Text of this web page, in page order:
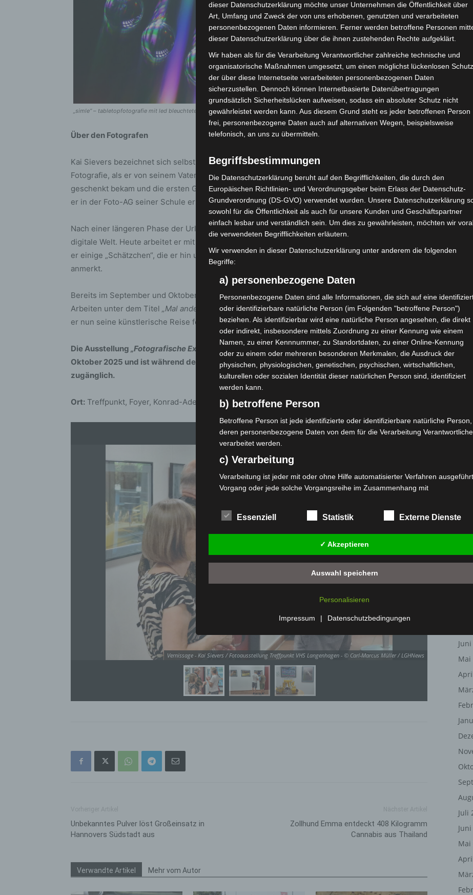
„simle“ – tabletopfotografie mit led bleuchteten wassertropfen auf einer cd. – © kai sievers
Über den Fotografen
Kai Sievers bezeichnet sich selbst als „immer neugierig“. Schon in früher Jugend entdeckte er die
Fotografie, als er von seinem Vater eine manuelle Beroflex-Kamera ohne Belichtungsmesser
geschenkt bekam und die ersten Grundlagen lernte – „Sonne lacht, Blende acht“. Später sammelte
er in der Foto-AG seiner Schule erste Dunkelkammer-Erfahrungen.
Nach einer längeren Phase der Urlaubs- und Gebrauchs­fotografie wagte er früh den Schritt in die
digitale Welt. Heute arbeitet er mit moderner Technik. Doch auch aus der analogen Zeit bewahrt
er einige „Schätzchen“, die er hin und wieder – wenn auch viel zu selten – einsetzt, wie er
anmerkt.
Bereits im September und Oktober 2024 stellte Kai Sievers im vhs-Treffpunkt Langenhagen seine
Arbeiten unter dem Titel „Mal andere Gesichter sehen“aus. Mit seiner zweiten Ausstellung setzt
er nun seine künstlerische Reise fort und präsentiert neue, überraschende Bildwelten.
Die Ausstellung „Fotografische Experimente und Tabletop-Fotografie“
läuft noch bis zum 29.
Oktober 2025 und ist während der regulären Öffnungszeiten des vhs-Treffpunkts kostenfrei
zugänglich.
Ort: Treffpunkt, Foyer, Konrad-Adenauer-Straße 17, 30853 Langenhagen.
1von 3
Vernissage - Kai Sievers / Fotoausstellung Treffpunkt VHS Langenhagen - © Carl-Marcus Müller / LGHNews
Unbekanntes Pulver löst Großeinsatz in
Hannovers Südstadt aus
Zollhund Emma entdeckt 408 Kilogramm
Cannabis aus Thailand
Verwandte Artikel Mehr vom Autor
Mai
Mai
Juli
Mai
dieser Datenschutzerklärung möchte unser Unternehmen die Öffentlichkeit über
Art, Umfang und Zweck der von uns erhobenen, genutzten und verarbeiteten
personenbezogenen Daten informieren. Ferner werden betroffene Personen
dieser Datenschutzerklärung über die ihnen zustehenden Rechte aufgeklärt.
Wir haben als für die Verarbeitung Verantwortlicher zahlreiche technische und
organisatorische Maßnahmen umgesetzt, um einen möglichst lückenlosen Schutz
der über diese Internetseite verarbeiteten personenbezogenen Daten
sicherzustellen. Dennoch können Internetbasierte Datenübertragungen
grundsätzlich Sicherheitslücken aufweisen, sodass ein absoluter Schutz nicht
gewährleistet werden kann. Aus diesem Grund steht es jeder betroffenen Person
frei, personenbezogene Daten auch auf alternativen Wegen, beispielsweise
telefonisch, an uns zu übermitteln.
Begriffsbestimmungen
Die Datenschutzerklärung beruht auf den Begrifflichkeiten, die durch den
Europäischen Richtlinien- und Verordnungsgeber beim Erlass der Datenschutz-
Grundverordnung (DS-GVO) verwendet wurden. Unsere Datenschutzerklärung
sowohl für die Öffentlichkeit als auch für unsere Kunden und Geschäftspartner
einfach lesbar und verständlich sein. Um dies zu gewährleisten, möchten wir
die verwendeten Begrifflichkeiten erläutern.
Wir verwenden in dieser Datenschutzerklärung unter anderem die folgenden
Begriffe:
a) personenbezogene Daten
Personenbezogene Daten sind alle Informationen, die sich auf eine
oder identifizierbare natürliche Person (im Folgenden "betroffene Person")
beziehen. Als identifizierbar wird eine natürliche Person angesehen, die direkt
oder indirekt, insbesondere mittels Zuordnung zu einer Kennung wie einem
Namen, zu einer Kennnummer, zu Standortdaten, zu einer Online-Kennung
oder zu einem oder mehreren besonderen Merkmalen, die Ausdruck der
physischen, physiologischen, genetischen, psychischen, wirtschaftlichen,
kulturellen oder sozialen Identität dieser natürlichen Person sind, identifiziert
werden kann.
b) betroffene Person
Betroffene Person ist jede identifizierte oder identifizierbare natürliche Person,
deren personenbezogene Daten von dem für die Verarbeitung
verarbeitet werden.
c) Verarbeitung
Verarbeitung ist jeder mit oder ohne Hilfe automatisierter Verfahren
Vorgang oder jede solche Vorgangsreihe im Zusammenhang mit
das Ordnen, die Speicherung, die Anpassung oder Veränderung, das Auslesen,
das Abfragen, die Verwendung, die Offenlegung durch Übermittlung,
oder eine andere Form der Bereitstellung, den Abgleich oder die Verknüpfung,
die Einschränkung, das Löschen oder die Vernichtung.
d) Einschränkung der Verarbeitung
Einschränkung der Verarbeitung ist die Markierung gespeicherter
Profiling ist jede Art der automatisierten Verarbeitung personenbezogener
Daten, die darin besteht, dass diese personenbezogenen Daten verwendet
werden, um bestimmte persönliche Aspekte, die sich auf eine natürliche
beziehen, zu bewerten, insbesondere, um Aspekte bezüglich Arbeitsleistung,
wirtschaftlicher Lage, Gesundheit, persönlicher Vorlieben, Interessen,
Zuverlässigkeit, Verhalten, Aufenthaltsort oder Ortswechsel dieser natürlichen
Person zu analysieren oder vorherzusagen.
Pseudonymisierung ist die Verarbeitung personenbezogener Daten in einer
zugeordnet werden können, sofern diese zusätzlichen Informationen
identifizierten oder identifizierbaren natürlichen Person zugewiesen werden.
g) Verantwortlicher oder für die Verarbeitung
Verantwortlicher oder für die Verarbeitung Verantwortlicher ist die natürliche
oder juristische Person, Behörde, Einrichtung oder andere Stelle, die allein
Verarbeitung durch das Unionsrecht oder das Recht der Mitgliedstaaten
Essenziell Statistik Externe Dienste
✓ Akzeptieren
Auswahl speichern
Personalisieren
Impressum | Datenschutzbedingungen